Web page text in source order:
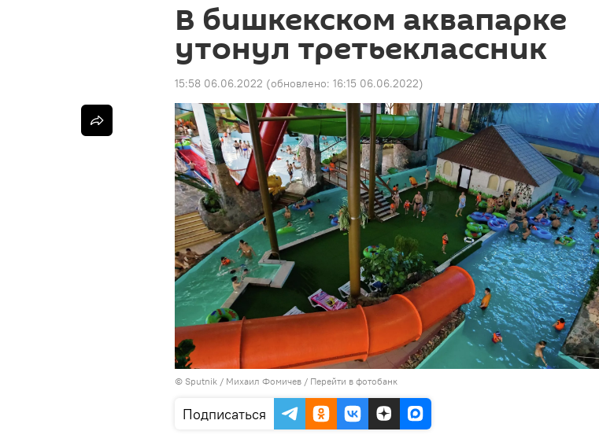
В бишкекском аквапарке
утонул третьеклассник
15:58 06.06.2022 (обновлено: 16:15 06.06.2022)
© Sputnik / Михаил Фомичев / Перейти в фотобанк
Подписаться